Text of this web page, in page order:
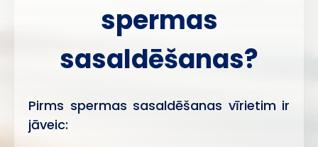
spermas
sasaldēšanas?
Pirms spermas sasaldēšanas vīrietim ir
jāveic: